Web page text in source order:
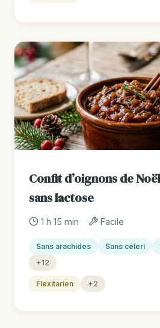
Confit d’oignons de
sans lactose
1 h 15 min Facile
Sans arachides Sans céleri
+12
Flexitarien +2